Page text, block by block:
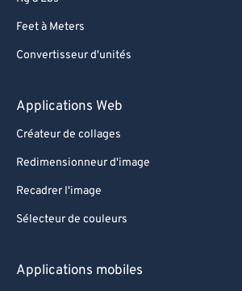
Feet à Meters
Convertisseur d'unités
Applications Web
Créateur de collages
Redimensionneur d'image
Recadrer l'image
Sélecteur de couleurs
Applications mobiles